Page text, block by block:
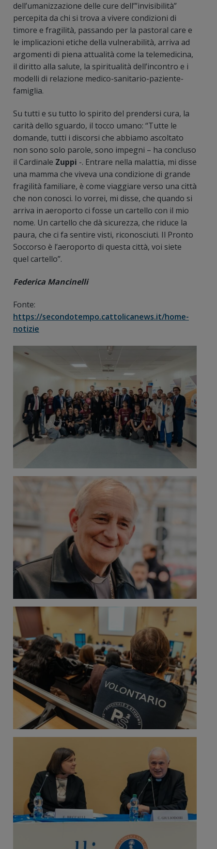
dell’umanizzazione delle cure dell’”invisibilità”
percepita da chi si trova a vivere condizioni di
timore e fragilità, passando per la pastoral care e
le implicazioni etiche della vulnerabilità, arriva ad
argomenti di piena attualità come la telemedicina,
il diritto alla salute, la spiritualità dell’incontro e i
modelli di relazione medico-sanitario-paziente-
famiglia.
Su tutti e su tutto lo spirito del prendersi cura, la
carità dello sguardo, il tocco umano: “Tutte le
domande, tutti i discorsi che abbiamo ascoltato
non sono solo parole, sono impegni – ha concluso
il Cardinale Zuppi -. Entrare nella malattia, mi disse
una mamma che viveva una condizione di grande
fragilità familiare, è come viaggiare verso una città
che non conosci. Io vorrei, mi disse, che quando si
arriva in aeroporto ci fosse un cartello con il mio
nome. Un cartello che dà sicurezza, che riduce la
paura, che ci fa sentire visti, riconosciuti. Il Pronto
Soccorso è l’aeroporto di questa città, voi siete
quel cartello”.
Federica Mancinelli
Fonte:
https://secondotempo.cattolicanews.it/home-
notizie